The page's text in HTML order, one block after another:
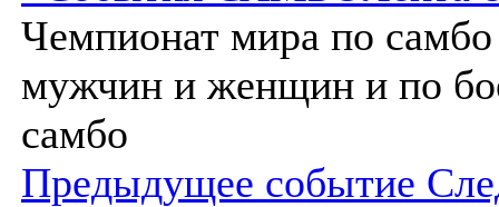
Чемпионат мира по самбо
мужчин и женщин и по
самбо
Предыдущее событие